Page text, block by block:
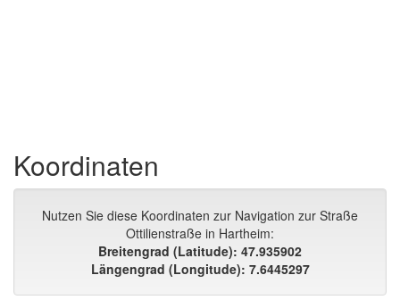
Koordinaten
Nutzen Sie diese Koordinaten zur Navigation zur Straße
Ottilienstraße in Hartheim:
Breitengrad (Latitude): 47.935902
Längengrad (Longitude): 7.6445297